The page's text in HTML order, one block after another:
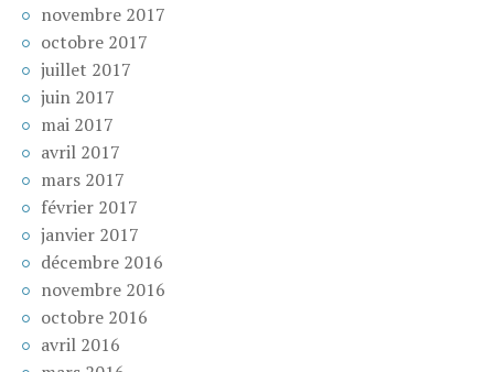
novembre 2017
octobre 2017
juillet 2017
juin 2017
mai 2017
avril 2017
mars 2017
février 2017
janvier 2017
décembre 2016
novembre 2016
octobre 2016
avril 2016